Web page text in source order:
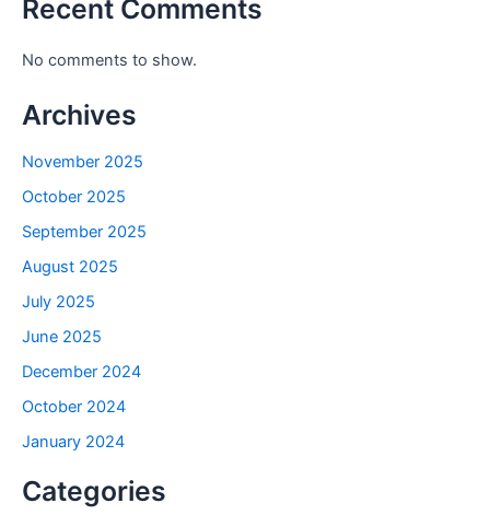
Recent Comments
No comments to show.
Archives
November 2025
October 2025
September 2025
August 2025
July 2025
June 2025
December 2024
October 2024
January 2024
Categories